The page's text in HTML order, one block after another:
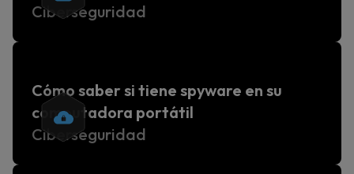
Ciberseguridad
Cómo saber si tiene spyware en su
computadora portátil
Ciberseguridad